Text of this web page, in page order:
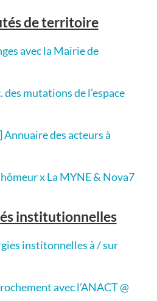
de territoire
avec la Mairie de
des mutations de l’espace
des acteurs à
x La MYNE & Nova7
institutionnelles
institonnelles à / sur
avec l’ANACT @